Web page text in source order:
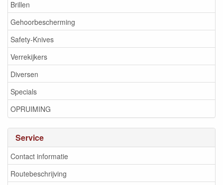
Brillen
Gehoorbescherming
Safety-Knives
Verrekijkers
Diversen
Specials
OPRUIMING
Service
Contact informatie
Routebeschrijving